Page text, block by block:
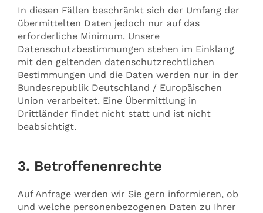
In diesen Fällen beschränkt sich der Umfang der
übermittelten Daten jedoch nur auf das
erforderliche Minimum. Unsere
Datenschutzbestimmungen stehen im Einklang
mit den geltenden datenschutzrechtlichen
Bestimmungen und die Daten werden nur in der
Bundesrepublik Deutschland / Europäischen
Union verarbeitet. Eine Übermittlung in
Drittländer findet nicht statt und ist nicht
beabsichtigt.
3. Betroffenenrechte
Auf Anfrage werden wir Sie gern informieren, ob
und welche personenbezogenen Daten zu Ihrer